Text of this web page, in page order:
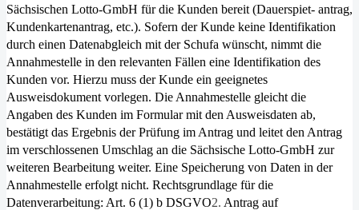
Sächsischen Lotto-GmbH für die Kunden bereit (Dauerspiet- antrag,
Kundenkartenantrag, etc.). Sofern der Kunde keine Identifikation
durch einen Datenabgleich mit der Schufa wünscht, nimmt die
Annahmestelle in den relevanten Fällen eine Identifikation des
Kunden vor. Hierzu muss der Kunde ein geeignetes
Ausweisdokument vorlegen. Die Annahmestelle gleicht die
Angaben des Kunden im Formular mit den Ausweisdaten ab,
bestätigt das Ergebnis der Prüfung im Antrag und leitet den Antrag
im verschlossenen Umschlag an die Sächsische Lotto-GmbH zur
weiteren Bearbeitung weiter. Eine Speicherung von Daten in der
Annahmestelle erfolgt nicht. Rechtsgrundlage für die
Datenverarbeitung: Art. 6 (1) b DSGVO2. Antrag auf